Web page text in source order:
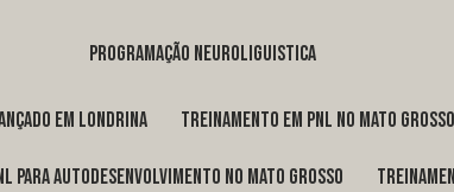
programação neuroliguistica
em Londrina treinamento em pnl no Mato Grosso
para autodesenvolvimento no Mato Grosso